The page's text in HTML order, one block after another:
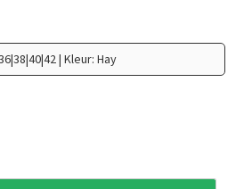
| Kleur: Hay